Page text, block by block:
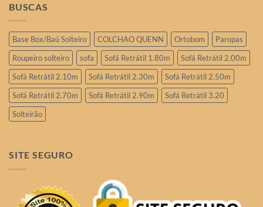
BUSCAS
Base Box/Baú Solteiro COLCHAO QUENN Ortobom
Paropas
Roupeiro solteiro
sofa Sofá Retrátil 1.80m
Sofá Retrátil 2.00m
Sofá Retrátil 2.10m
Sofá Retrátil 2.30m
Sofá Retrátil 2.50m
Sofá Retrátil 2.70m
Sofá Retrátil 2.90m
Sofá Retrátil 3.20
Solteirão
SITE SEGURO